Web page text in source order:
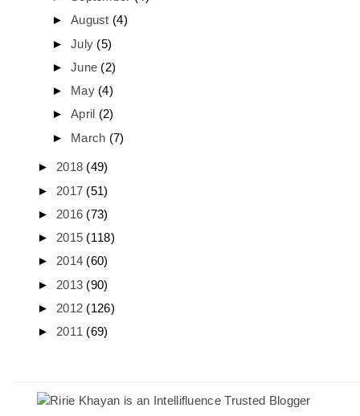
► August (4)
► July (5)
► June (2)
► May (4)
► April (2)
► March (7)
► 2018 (49)
► 2017 (51)
► 2016 (73)
► 2015 (118)
► 2014 (60)
► 2013 (90)
► 2012 (126)
► 2011 (69)